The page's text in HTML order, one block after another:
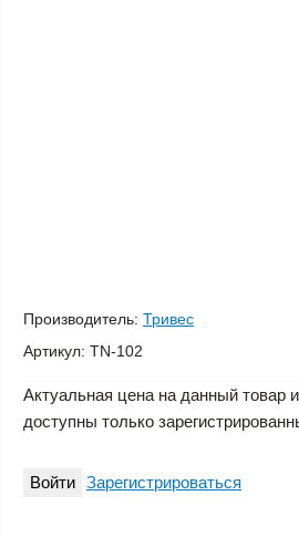
Производитель: Тривес
Артикул: TN-102
Актуальная цена на данный товар
доступны только
Войти Зарегистрироваться